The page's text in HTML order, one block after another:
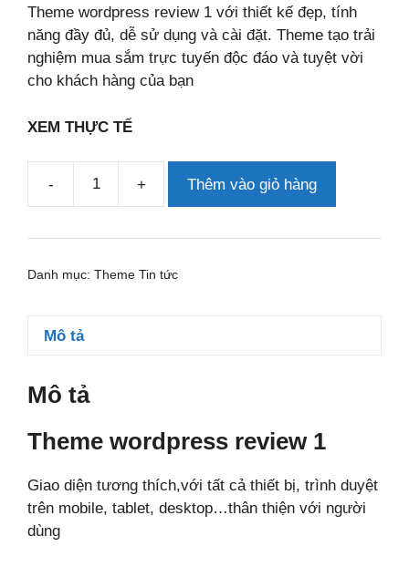
Theme wordpress review 1 với thiết kế đẹp, tính
năng đầy đủ, dễ sử dụng và cài đặt. Theme tạo trải
nghiệm mua sắm trực tuyến độc đáo và tuyệt vời
cho khách hàng của bạn
XEM THỰC TẾ
-
Theme
review
+ Thêm vào giỏ hàng
Danh mục: Theme Tin tức
Mô tả
Mô tả
Theme wordpress review 1
Giao diện tương thích,với tất cả thiết bị, trình duyệt
trên mobile, tablet, desktop…thân thiện với người
dùng